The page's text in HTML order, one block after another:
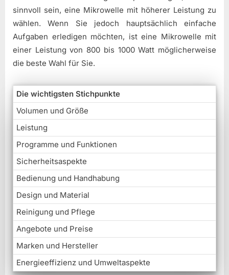
sinnvoll sein, eine Mikrowelle mit höherer Leistung zu
wählen. Wenn Sie jedoch hauptsächlich einfache
Aufgaben erledigen möchten, ist eine Mikrowelle mit
einer Leistung von 800 bis 1000 Watt möglicherweise
die beste Wahl für Sie.
Die wichtigsten Stichpunkte
Volumen und Größe
Leistung
Programme und Funktionen
Sicherheitsaspekte
Bedienung und Handhabung
Design und Material
Reinigung und Pflege
Angebote und Preise
Marken und Hersteller
Energieeffizienz und Umweltaspekte